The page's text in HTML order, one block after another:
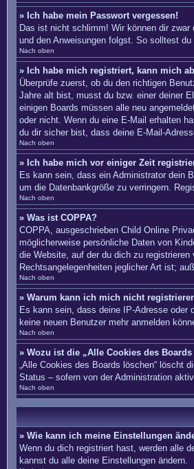
» Ich habe mein Passwort vergessen!
Das ist nicht schlimm! Wir können dir
und den Anweisungen folgst. So solltest
Nach oben
» Ich habe mich registriert, kann mich
Überprüfe zuerst, ob du den richtigen
Jahre alt bist, musst du bzw. einer deiner
einigen Boards müssen alle neu
oder nicht. Wenn du eine E-Mail erhalten
du dir sicher bist, dass deine E-Mail-
Nach oben
» Ich habe mich vor einiger Zeit
Es kann sein, dass ein Administrator dein
um die Datenbankgröße zu verringern.
Nach oben
» Was ist COPPA?
COPPA, ausgeschrieben Child Online
möglicherweise persönliche Daten von
die Website, auf der du dich zu
Rechtsangelegenheiten jeglicher Art ist;
Nach oben
» Warum kann ich mich nicht
Es kann sein, dass deine IP-Adresse oder
keine neuen Benutzer mehr anmelden
Nach oben
» Wozu ist die „Alle Cookies des
„Alle Cookies des Boards löschen“ löscht
Status – sofern von der Administration
Nach oben
» Wie kann ich meine Einstellungen
Wenn du dich registriert hast, werden alle
kannst du alle deine Einstellungen ändern.